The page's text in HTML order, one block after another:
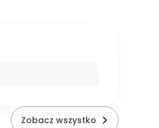
Zobacz wszystko